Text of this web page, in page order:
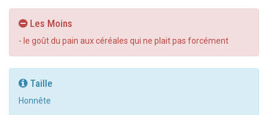
Les Moins
- le goût du pain aux céréales qui ne plait pas forcément
Taille
Honnête